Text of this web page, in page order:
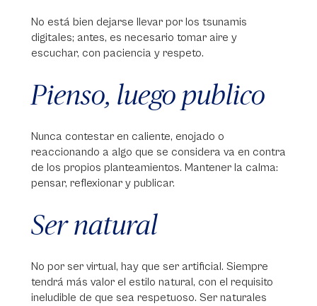
No está bien dejarse llevar por los tsunamis
digitales; antes, es necesario tomar aire y
escuchar, con paciencia y respeto.
Pienso, luego publico
Nunca contestar en caliente, enojado o
reaccionando a algo que se considera va en contra
de los propios planteamientos. Mantener la calma:
pensar, reflexionar y publicar.
Ser natural
No por ser virtual, hay que ser artificial. Siempre
tendrá más valor el estilo natural, con el requisito
ineludible de que sea respetuoso. Ser naturales